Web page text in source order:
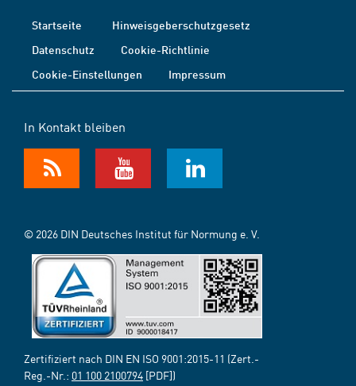
Startseite
Hinweisgeberschutzgesetz
Datenschutz
Cookie-Richtlinie
Cookie-Einstellungen
Impressum
In Kontakt bleiben
© 2026 DIN Deutsches Institut für Normung e. V.
Zertifiziert nach DIN EN ISO 9001:2015-11 (Zert.-
Reg.-Nr.: 01 100 2100794 [PDF])